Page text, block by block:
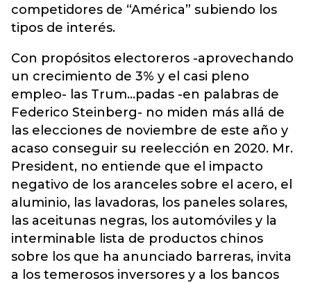
competidores de “América” subiendo los
tipos de interés.
Con propósitos electoreros -aprovechando
un crecimiento de 3% y el casi pleno
empleo- las Trum…padas -en palabras de
Federico Steinberg- no miden más allá de
las elecciones de noviembre de este año y
acaso conseguir su reelección en 2020. Mr.
President, no entiende que el impacto
negativo de los aranceles sobre el acero, el
aluminio, las lavadoras, los paneles solares,
las aceitunas negras, los automóviles y la
interminable lista de productos chinos
sobre los que ha anunciado barreras, invita
a los temerosos inversores y a los bancos